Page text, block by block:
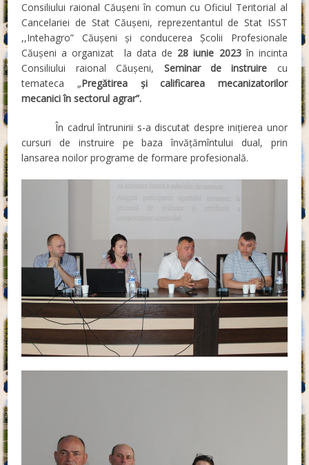
Consiliului raional Căușeni în comun cu Oficiul Teritorial al
Cancelariei de Stat Căușeni, reprezentantul de Stat ISST
,,Intehagro” Căușeni și conducerea Școlii Profesionale
Căușeni a organizat la data de 28 iunie 2023în incinta
Consiliului raional Căușeni, Seminar de instruire cu
temateca „Pregătirea și calificarea mecanizatorilor
mecanici în sectorul agrar”.
În cadrul întrunirii s-a discutat despre inițierea unor
cursuri de instruire pe baza învățămîntului dual, prin
lansarea noilor programe de formare profesională.